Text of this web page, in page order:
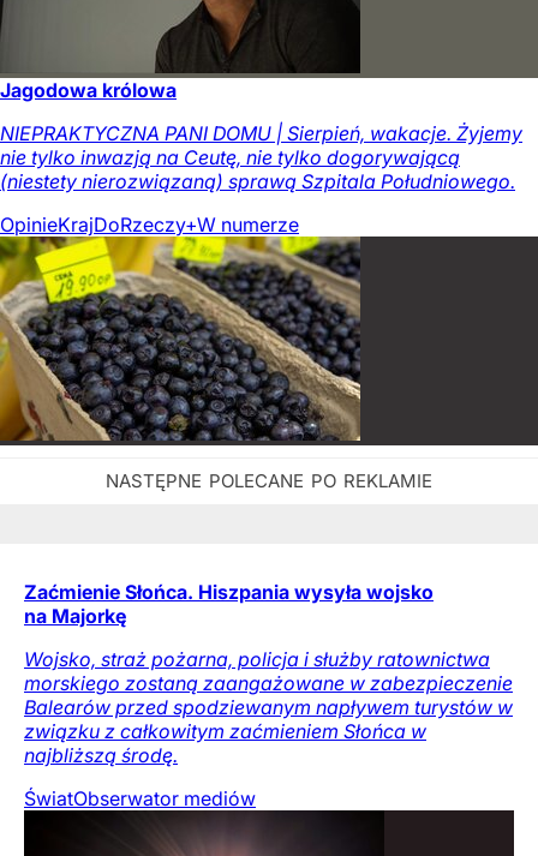
Jagodowa królowa
NIEPRAKTYCZNA PANI DOMU | Sierpień, wakacje. Żyjemy
nie tylko inwazją na Ceutę, nie tylko dogorywającą
(niestety nierozwiązaną) sprawą Szpitala Południowego.
OpinieKrajDoRzeczy+W numerze
Zaćmienie Słońca. Hiszpania wysyła wojsko
na Majorkę
Wojsko, straż pożarna, policja i służby ratownictwa
morskiego zostaną zaangażowane w zabezpieczenie
Balearów przed spodziewanym napływem turystów w
związku z całkowitym zaćmieniem Słońca w
najbliższą środę.
ŚwiatObserwator mediów